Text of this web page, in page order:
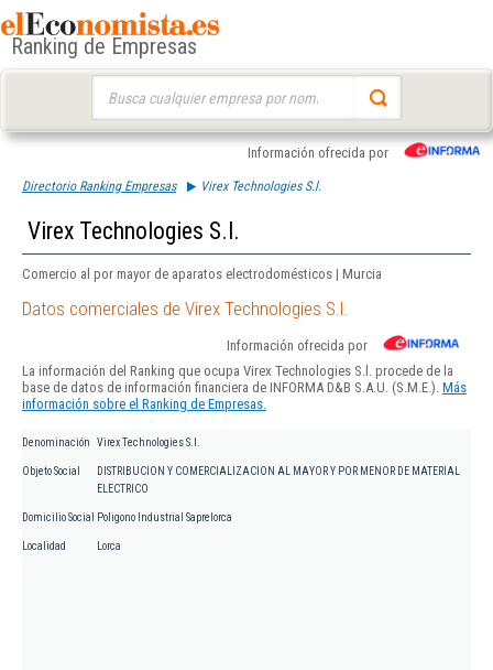
Ranking de Empresas
Información ofrecida por
Directorio Ranking Empresas Virex Technologies S.l.
Virex Technologies S.l.
Comercio al por mayor de aparatos electrodomésticos | Murcia
Datos comerciales de Virex Technologies S.l.
Información ofrecida por
La información del Ranking que ocupa Virex Technologies S.l. procede de la
base de datos de información financiera de INFORMA D&B S.A.U. (S.M.E.). Más
información sobre el Ranking de Empresas.
Denominación Virex Technologies S.l.
Objeto Social
DISTRIBUCION Y COMERCIALIZACION AL MAYOR Y POR MENOR DE MATERIAL
ELECTRICO
Domicilio Social Poligono Industrial Saprelorca
Localidad Lorca